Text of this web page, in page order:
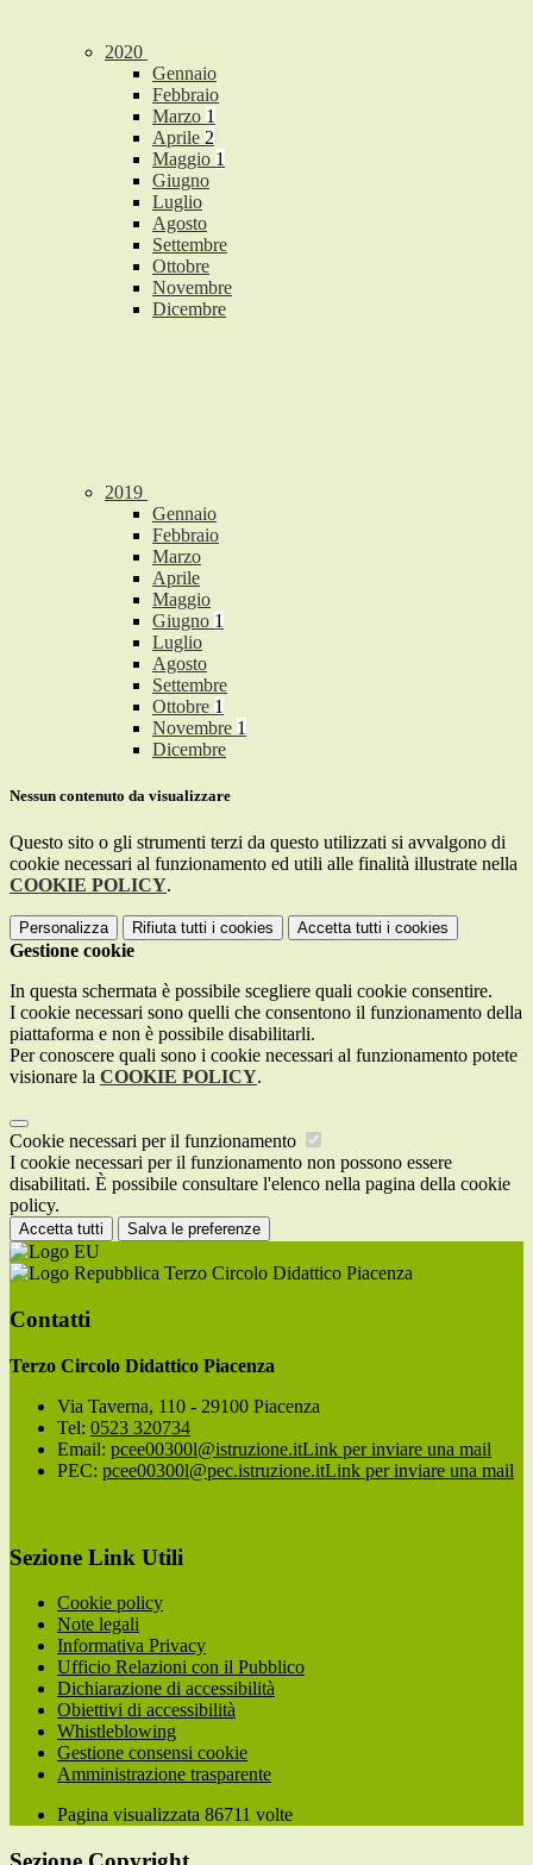
2020
Gennaio
Febbraio
Marzo 1
Aprile 2
Maggio 1
Giugno
Luglio
Agosto
Settembre
Ottobre
Novembre
Dicembre
2019
Gennaio
Febbraio
Marzo
Aprile
Maggio
Giugno 1
Luglio
Agosto
Settembre
Ottobre 1
Novembre 1
Dicembre
Nessun contenuto da visualizzare
Questo sito o gli strumenti terzi da questo utilizzati si avvalgono di
cookie necessari al funzionamento ed utili alle finalità illustrate nella
COOKIE POLICY.
Personalizza Rifiuta tutti i cookies Accetta tutti i cookies
Gestione cookie
In questa schermata è possibile scegliere quali cookie consentire.
I cookie necessari sono quelli che consentono il funzionamento della
piattaforma e non è possibile disabilitarli.
Per conoscere quali sono i cookie necessari al funzionamento potete
visionare la COOKIE POLICY.
Cookie necessari per il funzionamento
I cookie necessari per il funzionamento non possono essere
disabilitati. È possibile consultare l'elenco nella pagina della cookie
policy.
Accetta tutti Salva le preferenze
Terzo Circolo Didattico Piacenza
Contatti
Terzo Circolo Didattico Piacenza
Via Taverna, 110 - 29100 Piacenza
Tel: 0523 320734
Email: pcee00300l@istruzione.itLink per inviare una mail
PEC: pcee00300l@pec.istruzione.itLink per inviare una mail
Sezione Link Utili
Cookie policy
Note legali
Informativa Privacy
Ufficio Relazioni con il Pubblico
Dichiarazione di accessibilità
Obiettivi di accessibilità
Whistleblowing
Gestione consensi cookie
Amministrazione trasparente
Pagina visualizzata 86711 volte